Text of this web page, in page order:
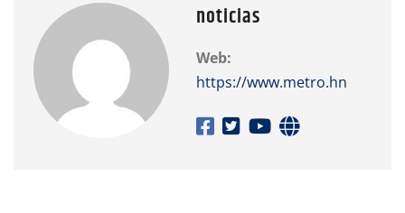
noticias
Web:
https://www.metro.hn